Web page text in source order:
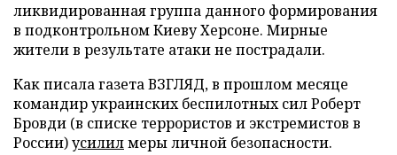
ликвидированная группа данного формирования
в подконтрольном Киеву Херсоне. Мирные
жители в результате атаки не пострадали.
Как писала газета ВЗГЛЯД, в прошлом месяце
командир украинских беспилотных сил Роберт
Бровди (в списке террористов и экстремистов в
России)усилилмеры личной безопасности.